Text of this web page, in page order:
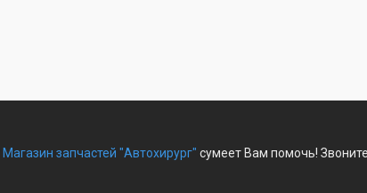
Магазин запчастей "Автохирург" сумеет Вам помочь!